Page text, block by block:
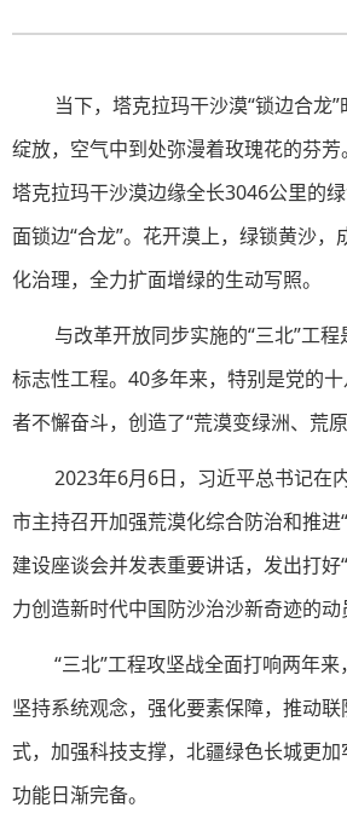
当下，塔克拉玛干沙漠“锁边合龙
绽放，空气中到处弥漫着玫瑰花的芬
塔克拉玛干沙漠边缘全长3046公里的
面锁边“合龙”。花开漠上，绿锁黄沙
化治理，全力扩面增绿的生动写照。
与改革开放同步实施的“三北”工
标志性工程。40多年来，特别是党的
者不懈奋斗，创造了“荒漠变绿洲、荒
2023年6月6日，习近平总书记在
市主持召开加强荒漠化综合防治和推进
建设座谈会并发表重要讲话，发出打好
力创造新时代中国防沙治沙新奇迹的动
“三北”工程攻坚战全面打响两年
坚持系统观念，强化要素保障，推动
式，加强科技支撑，北疆绿色长城更
功能日渐完备。